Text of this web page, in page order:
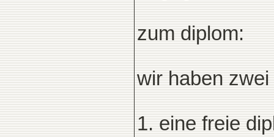
zum diplom:
wir haben
1. eine freie